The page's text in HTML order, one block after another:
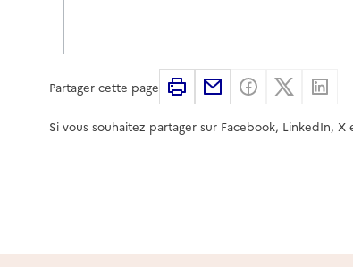
Partager cette page ImprimerPartager par email
Partager sur
Si vous souhaitez partager sur Facebook, LinkedIn, X